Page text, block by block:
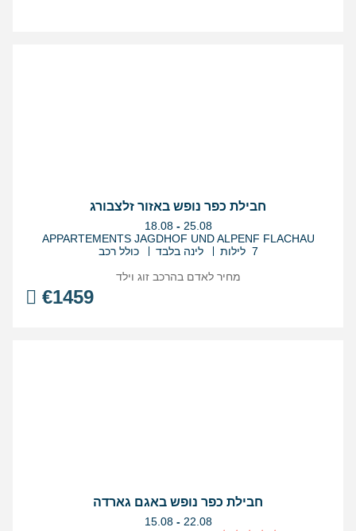
חבילת כפר נופש באזור זלצבורג
בין
התאריכים,
18.08 - 25.08
APPARTEMENTS JAGDHOF UND ALPENF FLACHAU
7 לילות
לינה בלבד כולל רכב
€1459
מחיר לאדם בהרכבזוג וילד
חבילת כפר נופש באגם גארדה
בין
15.08 - 22.08